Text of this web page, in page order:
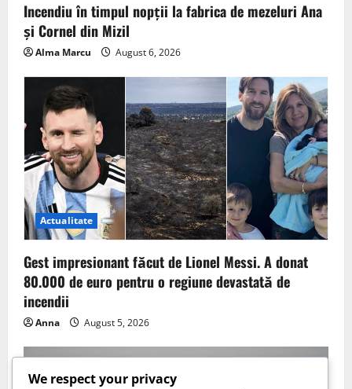
Incendiu în timpul nopții la fabrica de mezeluri Ana
și Cornel din Mizil
Alma Marcu August 6, 2026
Actualitate
Gest impresionant făcut de Lionel Messi. A donat
80.000 de euro pentru o regiune devastată de
incendii
Anna August 5, 2026
We respect your privacy